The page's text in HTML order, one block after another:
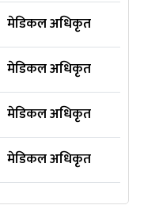
मेडिकल अधिकृत
मेडिकल अधिकृत
मेडिकल अधिकृत
मेडिकल अधिकृत